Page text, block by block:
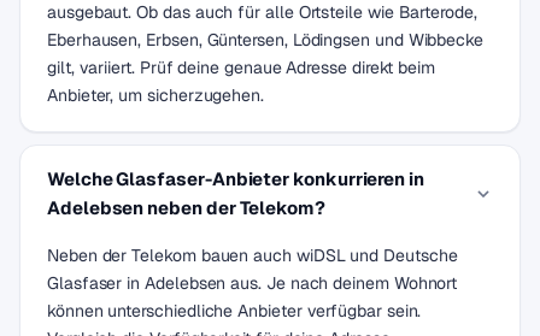
ausgebaut. Ob das auch für alle Ortsteile wie Barterode,
Eberhausen, Erbsen, Güntersen, Lödingsen und Wibbecke
gilt, variiert. Prüf deine genaue Adresse direkt beim
Anbieter, um sicherzugehen.
Welche Glasfaser-Anbieter konkurrieren in
Adelebsen neben der Telekom?
Neben der Telekom bauen auch wiDSL und Deutsche
Glasfaser in Adelebsen aus. Je nach deinem Wohnort
können unterschiedliche Anbieter verfügbar sein.